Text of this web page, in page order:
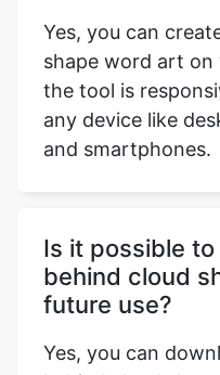
Yes, you can
shape word art on
the tool is
any device like
and smartphones.
Is it possible
behind cloud
future use?
Yes, you can